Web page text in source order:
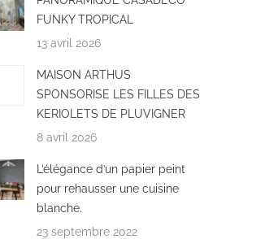
FUNKY TROPICAL
13 avril 2026
MAISON ARTHUS
SPONSORISE LES FILLES DES
KERIOLETS DE PLUVIGNER
8 avril 2026
L’élégance d’un papier peint
pour rehausser une cuisine
blanche.
23 septembre 2022